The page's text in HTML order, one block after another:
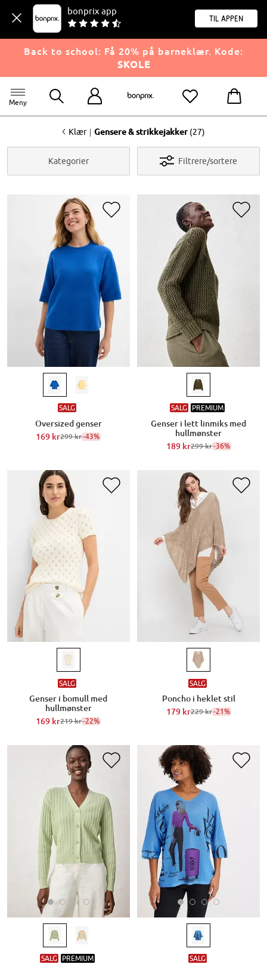
bonprix app
til appen
Back to school: Få 20% på barneklær. Kode:
SKOLE
Meny
<Klær | Gensere & strikkejakker (27)
Kategorier Filtrere/sortere
SALG
Oversized genser
169 kr299 kr-43%
SALG PREMIUM
Genser i lett linmiks med
hullmønster
189 kr299 kr-36%
SALG
Genser i bomull med
hullmønster
169 kr219 kr-22%
SALG
Poncho i heklet stil
179 kr229 kr-21%
SALG PREMIUM SALG